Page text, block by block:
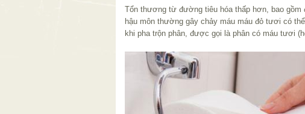
Tổn thương từ đường tiêu hóa thấp hơn, bao gồm
hậu môn thường gây chảy máu máu đỏ tươi có
khi pha trộn phân, được gọi là phân có máu tươi